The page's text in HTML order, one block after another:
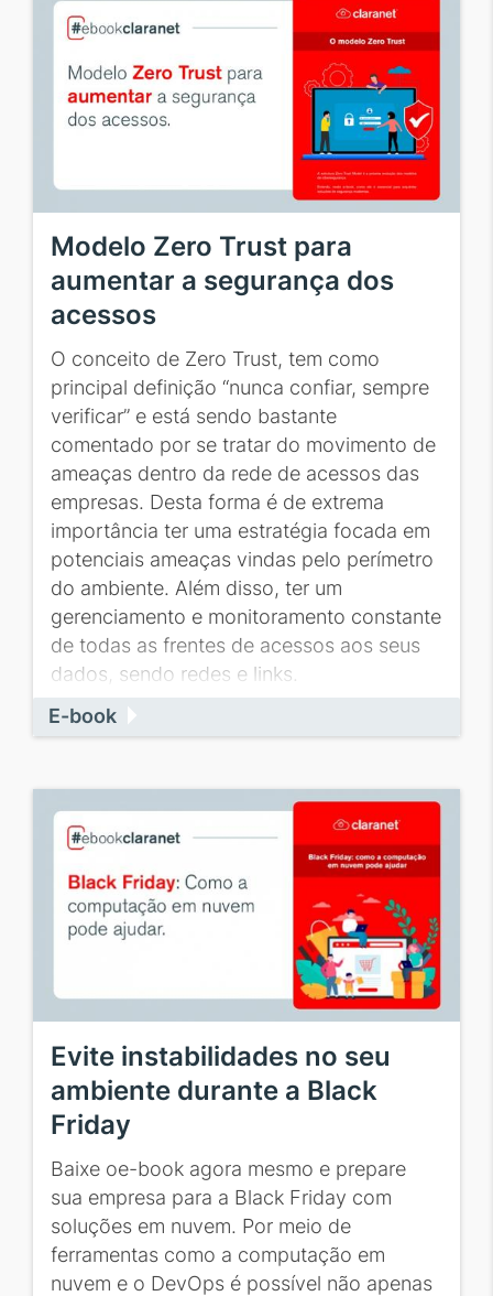
Modelo Zero Trust para
aumentar a segurança dos
acessos
O conceito de Zero Trust, tem como
principal definição “nunca confiar, sempre
verificar” e está sendo bastante
comentado por se tratar do movimento de
ameaças dentro da rede de acessos das
empresas. Desta forma é de extrema
importância ter uma estratégia focada em
potenciais ameaças vindas pelo perímetro
do ambiente. Além disso, ter um
gerenciamento e monitoramento constante
de todas as frentes de acessos aos seus
dados, sendo redes e links.
E-book
Evite instabilidades no seu
ambiente durante a Black
Friday
Baixe oe-book agora mesmo e prepare
sua empresa para a Black Friday com
soluções em nuvem. Por meio de
ferramentas como a computação em
nuvem e o DevOps é possível não apenas